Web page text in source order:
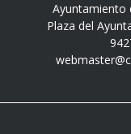
Ayuntamiento
Plaza del